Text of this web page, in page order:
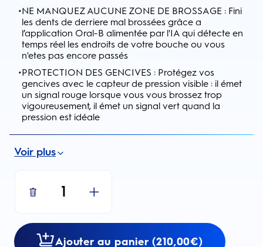
•NE MANQUEZ AUCUNE ZONE DE BROSSAGE : Fini
les dents de derriere mal brossées grâce a
l’application Oral-B alimentée par l'IA qui détecte en
temps réel les endroits de votre bouche ou vous
n'etes pas encore passés
•PROTECTION DES GENCIVES : Protégez vos
gencives avec le capteur de pression visible : il émet
un signal rouge lorsque vous vous brossez trop
vigoureusement, il émet un signal vert quand la
pression est idéale
Voir plus
1
Ajouter au panier (210,00€)